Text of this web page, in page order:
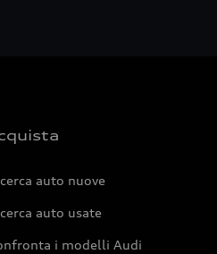
auto nuove
auto usate
i modelli Audi